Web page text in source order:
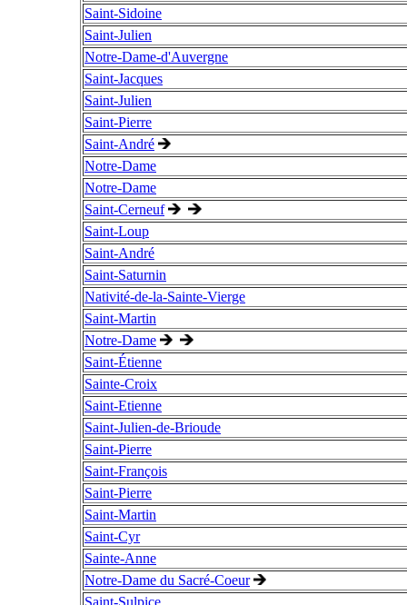
Saint-Sidoine
Saint-Julien
Notre-Dame-d'Auvergne
Saint-Jacques
Saint-Julien
Saint-Pierre
Saint-André
Notre-Dame
Notre-Dame
Saint-Cerneuf
Saint-Loup
Saint-André
Saint-Saturnin
Nativité-de-la-Sainte-Vierge
Saint-Martin
Notre-Dame
Saint-Étienne
Sainte-Croix
Saint-Etienne
Saint-Julien-de-Brioude
Saint-Pierre
Saint-François
Saint-Pierre
Saint-Martin
Saint-Cyr
Sainte-Anne
Notre-Dame du Sacré-Coeur
Saint-Sulpice